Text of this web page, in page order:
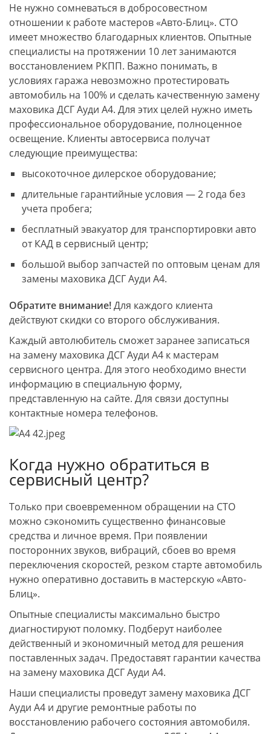
Не нужно сомневаться в добросовестном
отношении к работе мастеров «Авто-Блиц». СТО
имеет множество благодарных клиентов. Опытные
специалисты на протяжении 10 лет занимаются
восстановлением РКПП. Важно понимать, в
условиях гаража невозможно протестировать
автомобиль на 100% и сделать качественную замену
маховика ДСГ Ауди А4. Для этих целей нужно иметь
профессиональное оборудование, полноценное
освещение. Клиенты автосервиса получат
следующие преимущества:
высокоточное дилерское оборудование;
длительные гарантийные условия — 2 года без
учета пробега;
бесплатный эвакуатор для транспортировки авто
от КАД в сервисный центр;
большой выбор запчастей по оптовым ценам для
замены маховика ДСГ Ауди А4.
Обратите внимание!Для каждого клиента
действуют скидки со второго обслуживания.
Каждый автолюбитель сможет заранее записаться
на замену маховика ДСГ Ауди А4 к мастерам
сервисного центра. Для этого необходимо внести
информацию в специальную форму,
представленную на сайте. Для связи доступны
контактные номера телефонов.
Когда нужно обратиться в
сервисный центр?
Только при своевременном обращении на СТО
можно сэкономить существенно финансовые
средства и личное время. При появлении
посторонних звуков, вибраций, сбоев во время
переключения скоростей, резком старте автомобиль
нужно оперативно доставить в мастерскую «Авто-
Блиц».
Опытные специалисты максимально быстро
диагностируют поломку. Подберут наиболее
действенный и экономичный метод для решения
поставленных задач. Предоставят гарантии качества
на замену маховика ДСГ Ауди А4.
Наши специалисты проведут замену маховика ДСГ
Ауди А4 и другие ремонтные работы по
восстановлению рабочего состояния автомобиля.